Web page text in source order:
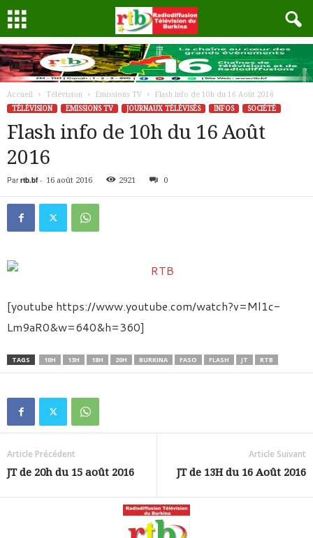
Accueil Télévision Emissions TV
Flash info de 10h du 16 Août 2016
TÉLÉVISION
EMISSIONS TV JOURNAUX TÉLÉVISÉS INFOS SOCIÉTÉ
Flash info de 10h du 16 Août
2016
Par rtb.bf- 16 août 2016 2921 0
[youtube https://www.youtube.com/watch?v=Ml1c-
Lm9aR0&w=640&h=360]
TAGS 10H 13H 18H 20H BURKINA FASO FLASH JT RTB
Article Précédent
JT de 20h du 15 août 2016
Article Suivant
JT de 13H du 16 Août 2016